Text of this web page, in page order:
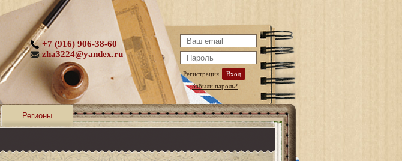
Регистрация
Вход
Забыли пароль?
+7 (916) 906-38-60
zha3224@yandex.ru
Регионы